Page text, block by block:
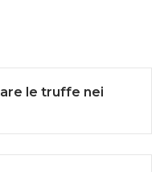
le truffe nei